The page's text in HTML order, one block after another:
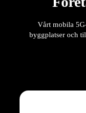
Vårt mobila
byggplatser och